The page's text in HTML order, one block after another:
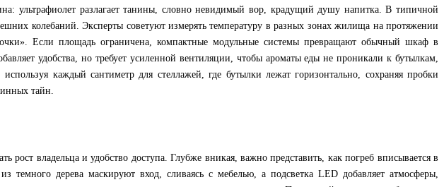
ультрафиолет разлагает танины, словно невидимый вор, крадущий душу напитка. В типичной
колебаний. Эксперты советуют измерять температуру в разных зонах жилища на протяжении
Если площадь ограничена, компактные модульные системы превращают обычный шкаф в
удобства, но требует усиленной вентиляции, чтобы ароматы еды не проникали к бутылкам,
каждый сантиметр для стеллажей, где бутылки лежат горизонтально, сохраняя пробки
тайн.
владельца и удобство доступа. Глубже вникая, важно представить, как погреб вписывается в
дерева маскируют вход, сливаясь с мебелью, а подсветка LED добавляет атмосферы,